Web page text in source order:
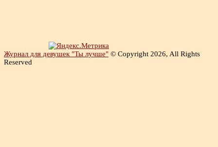
Журнал для девушек "Ты лучше" © Copyright 2026, All Rights
Reserved